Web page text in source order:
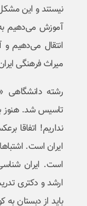
نیستند و این
آموزش می‌دهیم
انتقال می‌دهیم و
میراث فرهنگی
تاسیس شد. هنوز
نداریم! اتفاقا
ایران است.
است. ایران
ارشد و دکتری
باید از دبستان به